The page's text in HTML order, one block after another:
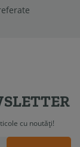
poate fi de
cu noutăți!